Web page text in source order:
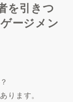
を引きつ
ージメン
ります。